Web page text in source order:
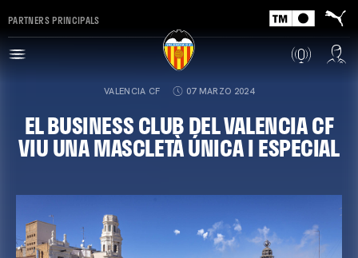
PARTNERS PRINCIPALS
VALENCIA CF 07 MARZO 2024
EL BUSINESS CLUB DEL VALENCIA CF
VIU UNA MASCLETÀ ÚNICA I ESPECIAL